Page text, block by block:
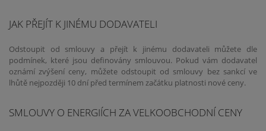
JAK PŘEJÍT K JINÉMU DODAVATELI
Odstoupit od smlouvy a přejít k jinému dodavateli můžete dle
podmínek, které jsou definovány smlouvou. Pokud vám dodavatel
oznámí zvýšení ceny, můžete odstoupit od smlouvy bez sankcí ve
lhůtě nejpozději 10 dní před termínem začátku platnosti nové ceny.
SMLOUVY O ENERGIÍCH ZA VELKOOBCHODNÍ CENY